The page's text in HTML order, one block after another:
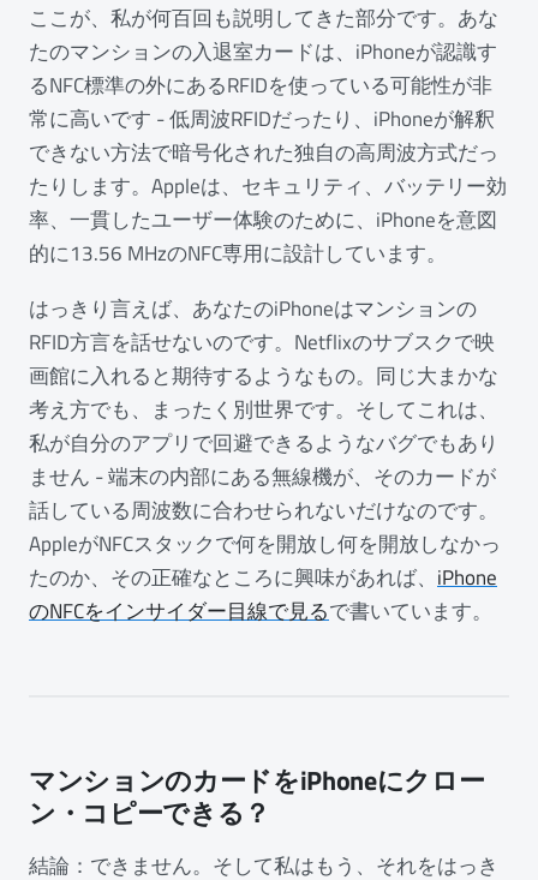
ここが、私が何百回も説明してきた部分です。あな
たのマンションの入退室カードは、iPhoneが認識す
るNFC標準の外にあるRFIDを使っている可能性が非
常に高いです - 低周波RFIDだったり、iPhoneが解釈
できない方法で暗号化された独自の高周波方式だっ
たりします。Appleは、セキュリティ、バッテリー効
率、一貫したユーザー体験のために、iPhoneを意図
的に13.56 MHzのNFC専用に設計しています。
はっきり言えば、あなたのiPhoneはマンションの
RFID方言を話せないのです。Netflixのサブスクで映
画館に入れると期待するようなもの。同じ大まかな
考え方でも、まったく別世界です。そしてこれは、
私が自分のアプリで回避できるようなバグでもあり
ません - 端末の内部にある無線機が、そのカードが
話している周波数に合わせられないだけなのです。
AppleがNFCスタックで何を開放し何を開放しなかっ
たのか、その正確なところに興味があれば、 iPhone
のNFCをインサイダー目線で見るで書いています。
マンションのカードをiPhoneにクロー
ン・コピーできる？
結論：できません。そして私はもう、それをはっき